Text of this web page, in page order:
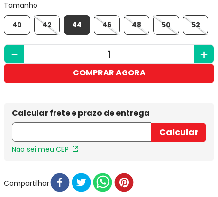
Tamanho
40
42 44 46 48 50 52
＋
－
COMPRAR AGORA
Não sei meu CEP
Compartilhar